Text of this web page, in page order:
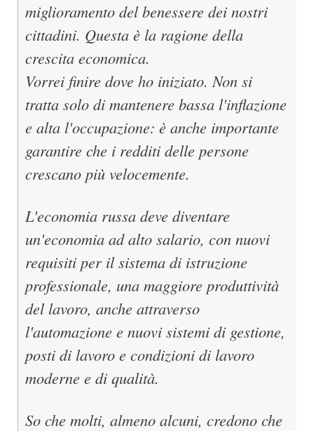
miglioramento del benessere dei nostri
cittadini. Questa è la ragione della
crescita economica.
Vorrei finire dove ho iniziato. Non si
tratta solo di mantenere bassa l'inflazione
e alta l'occupazione: è anche importante
garantire che i redditi delle persone
crescano più velocemente.
L'economia russa deve diventare
un'economia ad alto salario, con nuovi
requisiti per il sistema di istruzione
professionale, una maggiore produttività
del lavoro, anche attraverso
l'automazione e nuovi sistemi di gestione,
posti di lavoro e condizioni di lavoro
moderne e di qualità.
So che molti, almeno alcuni, credono che